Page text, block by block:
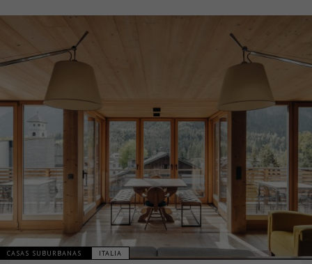
CASAS SUBURBANAS ITALIA